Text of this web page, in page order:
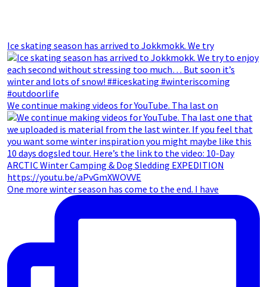
Ice skating season has arrived to Jokkmokk. We try
We continue making videos for YouTube. Tha last on
One more winter season has come to the end. I have